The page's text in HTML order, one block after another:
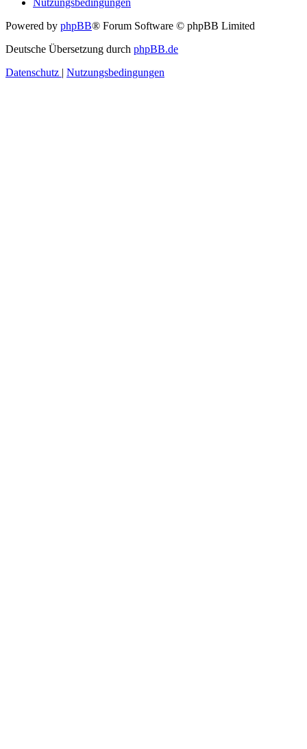
Powered by phpBB® Forum Software © phpBB Limited
Deutsche Übersetzung durch phpBB.de
Datenschutz | Nutzungsbedingungen